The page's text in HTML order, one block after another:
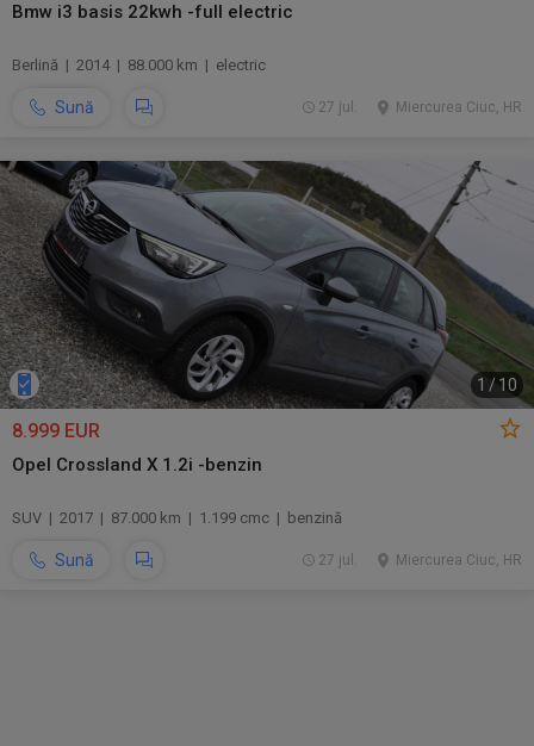
Bmw i3 basis 22kwh -full electric
Berlină | 2014 | 88.000 km | electric
Sună Miercurea Ciuc, HR
27 jul.
1 / 10
8.999 EUR
Opel Crossland X 1.2i -benzin
SUV | 2017 | 87.000 km | 1.199 cmc | benzină
Sună Miercurea Ciuc, HR
27 jul.